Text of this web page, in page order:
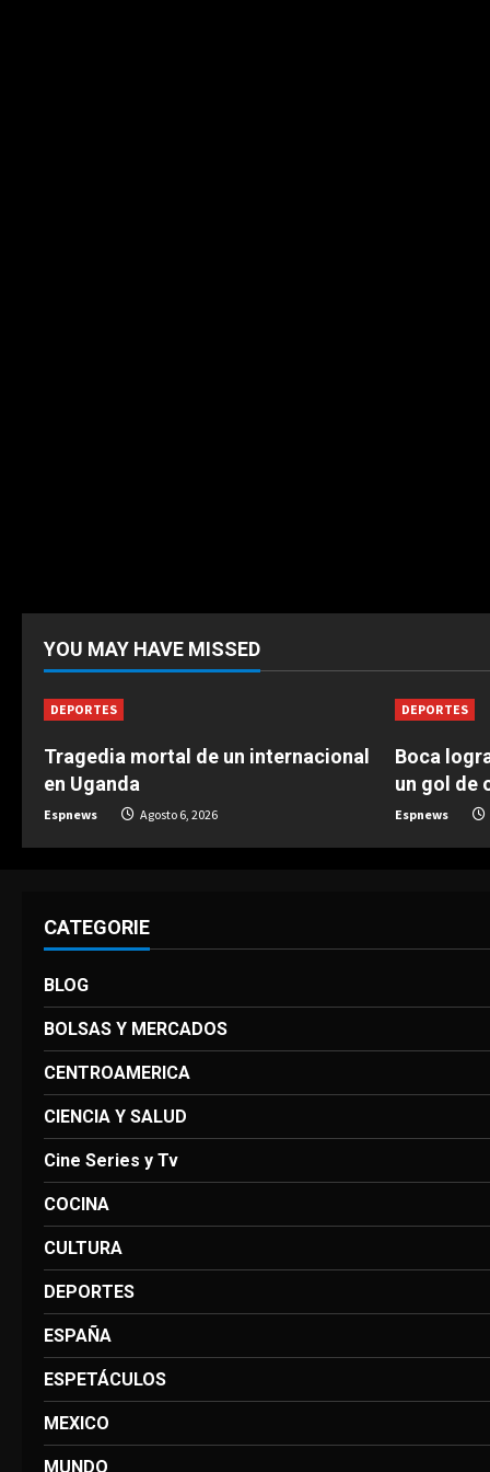
YOU MAY HAVE MISSED
DEPORTES
Tragedia mortal de un internacional
en Uganda
Espnews Agosto 6, 2026
DEPORTES
Boca
un gol de
Espnews
CATEGORIE
BLOG
BOLSAS Y MERCADOS
CENTROAMERICA
CIENCIA Y SALUD
Cine Series y Tv
COCINA
CULTURA
DEPORTES
ESPAÑA
ESPETÁCULOS
MEXICO
MUNDO